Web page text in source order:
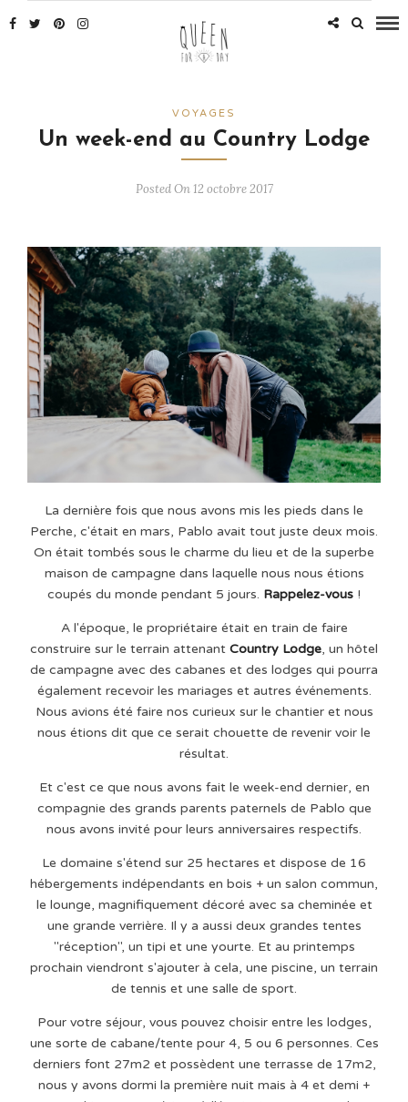
VOYAGES
Un week-end au Country Lodge
Posted On 12 octobre 2017
La dernière fois que nous avons mis les pieds dans le
Perche, c'était en mars, Pablo avait tout juste deux mois.
On était tombés sous le charme du lieu et de la superbe
maison de campagne dans laquelle nous nous étions
coupés du monde pendant 5 jours. Rappelez-vous !
A l'époque, le propriétaire était en train de faire
construire sur le terrain attenant Country Lodge, un hôtel
de campagne avec des cabanes et des lodges qui pourra
également recevoir les mariages et autres événements.
Nous avions été faire nos curieux sur le chantier et nous
nous étions dit que ce serait chouette de revenir voir le
résultat.
Et c'est ce que nous avons fait le week-end dernier, en
compagnie des grands parents paternels de Pablo que
nous avons invité pour leurs anniversaires respectifs.
Le domaine s'étend sur 25 hectares et dispose de 16
hébergements indépendants en bois + un salon commun,
le lounge, magnifiquement décoré avec sa cheminée et
une grande verrière. Il y a aussi deux grandes tentes
"réception", un tipi et une yourte. Et au printemps
prochain viendront s'ajouter à cela, une piscine, un terrain
de tennis et une salle de sport.
Pour votre séjour, vous pouvez choisir entre les lodges,
une sorte de cabane/tente pour 4, 5 ou 6 personnes. Ces
derniers font 27m2 et possèdent une terrasse de 17m2,
nous y avons dormi la première nuit mais à 4 et demi +